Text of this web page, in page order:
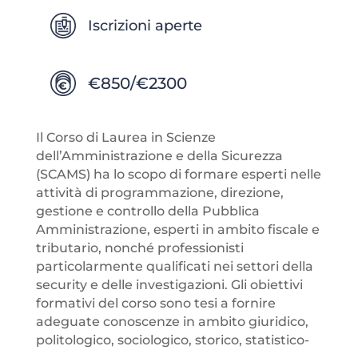
Iscrizioni aperte
€850/€2300
Il Corso di Laurea in Scienze
dell’Amministrazione e della Sicurezza
(SCAMS) ha lo scopo di formare esperti nelle
attività di programmazione, direzione,
gestione e controllo della Pubblica
Amministrazione, esperti in ambito fiscale e
tributario, nonché professionisti
particolarmente qualificati nei settori della
security e delle investigazioni. Gli obiettivi
formativi del corso sono tesi a fornire
adeguate conoscenze in ambito giuridico,
politologico, sociologico, storico, statistico-